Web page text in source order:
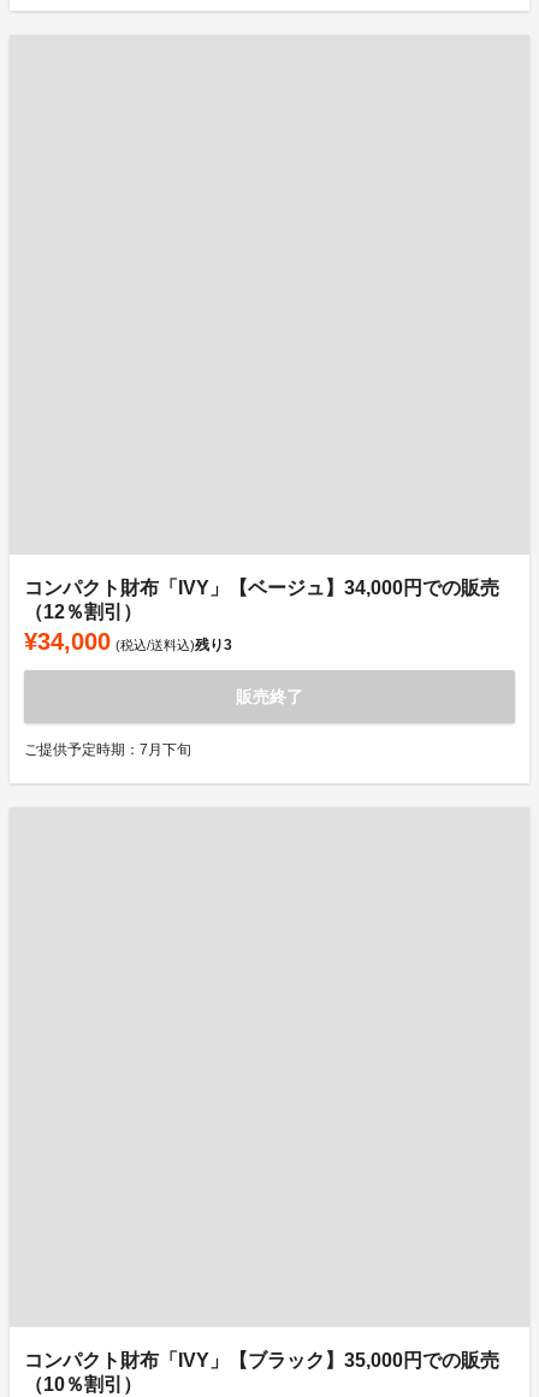
コンパクト財布「IVY」【ベージュ】34,000円での販売
（12％割引）
¥34,000 (税込/送料込)残り3
販売終了
ご提供予定時期：7月下旬
コンパクト財布「IVY」【ブラック】35,000円での販売
（10％割引）